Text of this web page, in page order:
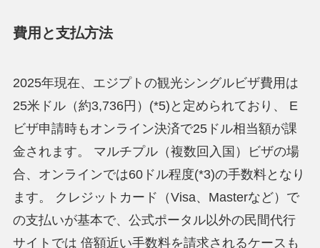
費用と支払方法
2025年現在、エジプトの観光シングルビザ費用は
25米ドル（約3,736円）(*5)と定められており、 E
ビザ申請時もオンライン決済で25ドル相当額が課
金されます。 マルチプル（複数回入国）ビザの場
合、オンラインでは60ドル程度(*3)の手数料となり
ます。 クレジットカード（Visa、Masterなど）で
の支払いが基本で、公式ポータル以外の民間代行
サイトでは 倍額近い手数料を請求されるケースも